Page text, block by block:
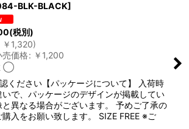
BLK-BLACK]
(税別)
￥ 1,320)
売価格: ￥ 1,200
◯
ください【パッケージについて】 入荷時
いで、パッケージのデザインが掲載してい
と異なる場合がございます。 予めご了承の
購入をお願い致します。 SIZE FREE ※ご